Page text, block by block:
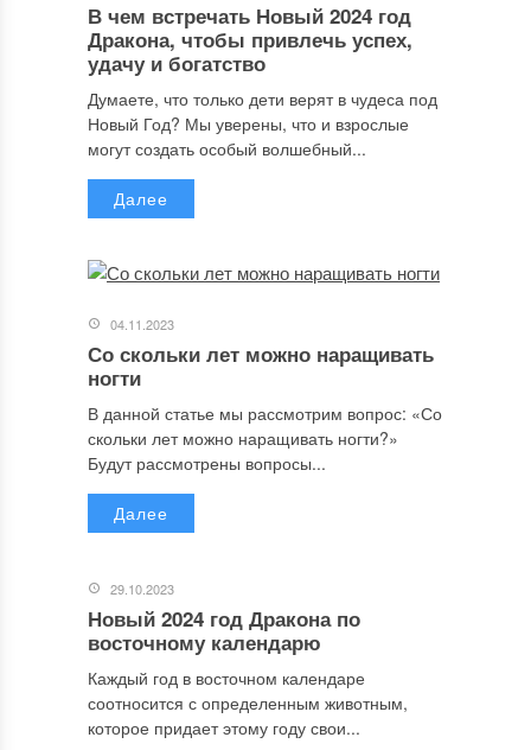
В чем встречать Новый 2024 год
Дракона, чтобы привлечь успех,
удачу и богатство
Думаете, что только дети верят в чудеса под
Новый Год? Мы уверены, что и взрослые
могут создать особый волшебный...
Далее
04.11.2023
Со скольки лет можно наращивать
ногти
В данной статье мы рассмотрим вопрос: «Со
скольки лет можно наращивать ногти?»
Будут рассмотрены вопросы...
Далее
29.10.2023
Новый 2024 год Дракона по
восточному календарю
Каждый год в восточном календаре
соотносится с определенным животным,
которое придает этому году свои...